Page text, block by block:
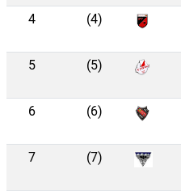
4 (4)
5 (5)
6 (6)
7 (7)